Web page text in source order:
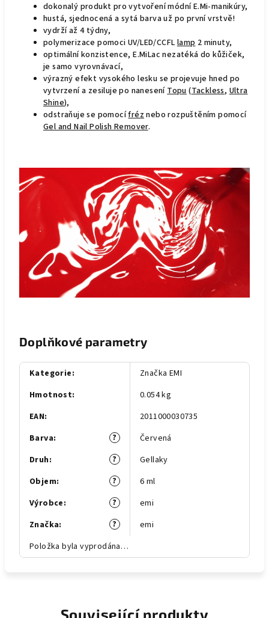
dokonalý produkt pro vytvoření módní E.Mi-manikúry,
hustá, sjednocená a sytá barva už po první vrstvě!
vydrží až 4 týdny,
polymerizace pomoci UV/LED/CCFLlamp2 minuty,
optimální konzistence, E.MiLac nezatéká do kůžiček,
je samo vyrovnávací,
výrazný efekt vysokého lesku se projevuje hned po
vytvrzení a zesiluje po naneseníTopu(Tackless,Ultra
Shine),
odstraňuje se pomocífréznebo rozpuštěním pomocí
Gel and Nail Polish Remover.
Doplňkové parametry
Kategorie:
Značka EMI
Hmotnost:
0.054 kg
EAN:
2011000030735
?
Barva:
Červená
?
Druh:
Gellaky
?
Objem:
6 ml
?
Výrobce:
emi
?
Značka:
emi
Položka byla vyprodána…
Související produkty